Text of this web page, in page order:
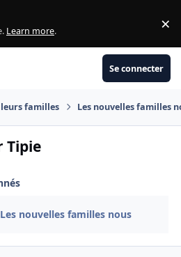
Learn more. ×
Se connecter
familles Les nouvelles familles
Tipie
Les nouvelles familles nous